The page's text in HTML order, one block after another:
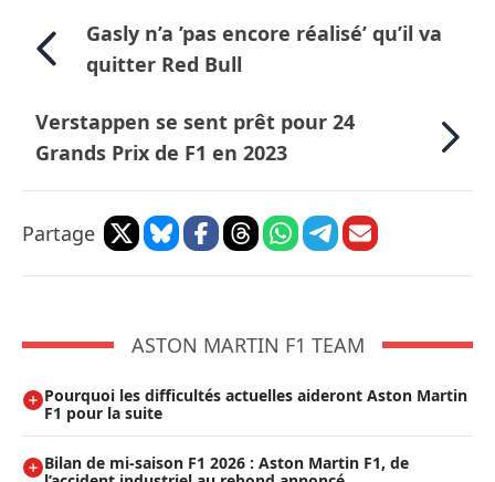
Gasly n’a ’pas encore réalisé’ qu’il va
quitter Red Bull
Verstappen se sent prêt pour 24
Grands Prix de F1 en 2023
Partage
ASTON MARTIN F1 TEAM
Pourquoi les difficultés actuelles aideront Aston Martin
F1 pour la suite
Bilan de mi-saison F1 2026 : Aston Martin F1, de